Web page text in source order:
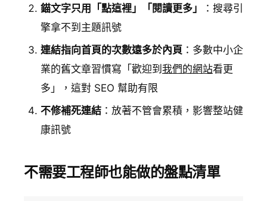
錨文字只用「點這裡」「閱讀更多」
：搜尋引
擎拿不到主題訊號
連結指向首頁的次數遠多於內頁 ：多數中小企
業的舊文章習慣寫「歡迎到 我們的網站看更
多」，這對 SEO 幫助有限
不修補死連結 ：放著不管會累積，影響整站健
康訊號
不需要工程師也能做的盤點清單